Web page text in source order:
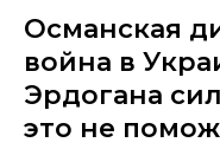
Османская
война в
Эрдогана
это не